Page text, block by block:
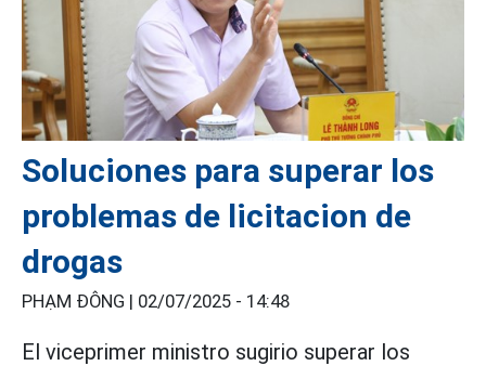
Soluciones para superar los
problemas de licitacion de
drogas
PHẠM ĐÔNG | 02/07/2025 - 14:48
El viceprimer ministro sugirio superar los